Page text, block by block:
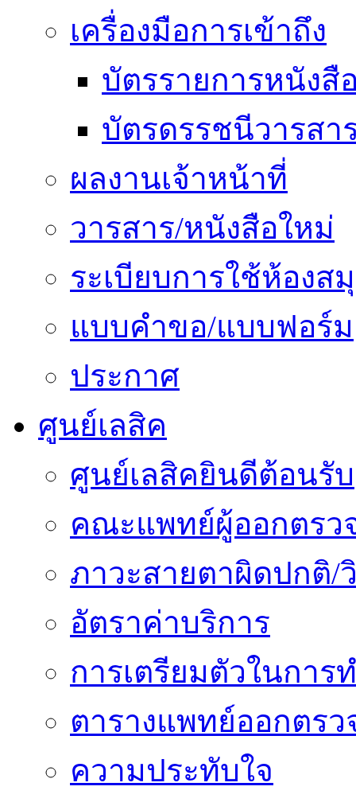
เครื่องมือการเข้าถึง
บัตรรายการหนังสื
บัตรดรรชนีวารสา
ผลงานเจ้าหน้าที่
วารสาร/หนังสือใหม่
ระเบียบการใช้ห้องส
แบบคำขอ/แบบฟอร์ม
ประกาศ
ศูนย์เลสิค
ศูนย์เลสิคยินดีต้อนรับ
คณะแพทย์ผู้ออกตรว
ภาวะสายตาผิดปกติ/
อัตราค่าบริการ
การเตรียมตัวในการ
ตารางแพทย์ออกตรว
ความประทับใจ